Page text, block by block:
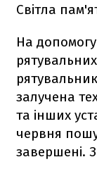
Світла
На
залучена
та інших
червня
завершені.